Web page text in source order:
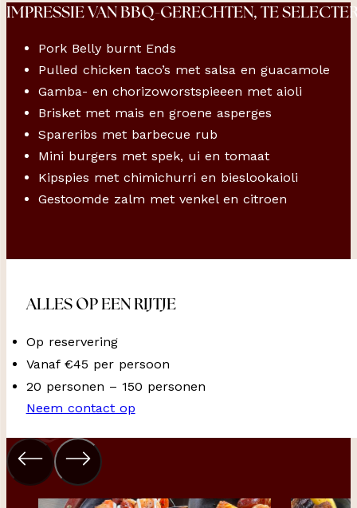
IMPRESSIE VAN BBQ-GERECHTEN, TE
Pork Belly burnt Ends
Pulled chicken taco’s met salsa en guacamole
Gamba- en chorizoworstspieeen met aioli
Brisket met mais en groene asperges
Spareribs met barbecue rub
Mini burgers met spek, ui en tomaat
Kipspies met chimichurri en bieslookaioli
Gestoomde zalm met venkel en citroen
ALLES OP EEN RIJTJE
Op reservering
Vanaf €45 per persoon
20 personen – 150 personen
Neem contact op